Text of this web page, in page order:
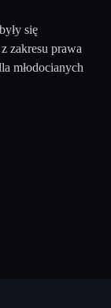
się
zakresu prawa
młodocianych